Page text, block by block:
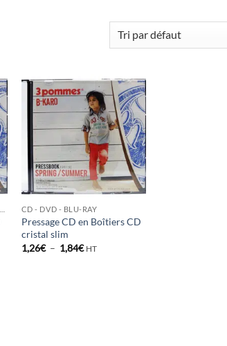
CD - DVD - BLU-RAY
Pressage CD en Boîtiers CD
cristal slim
1,26€ – 1,84€Plage
HT